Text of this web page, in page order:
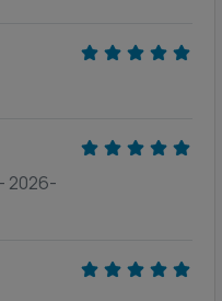
- 2026-